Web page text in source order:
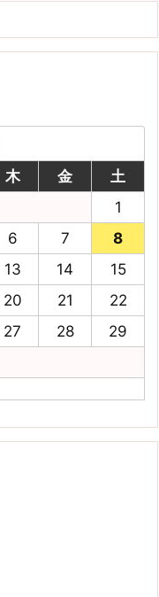
木 金
土
1
6 7
8
13 14
15
20 21
22
27 28
29